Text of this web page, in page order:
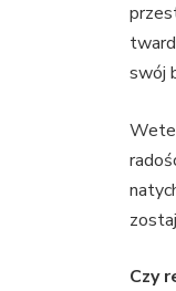
swój
Czy